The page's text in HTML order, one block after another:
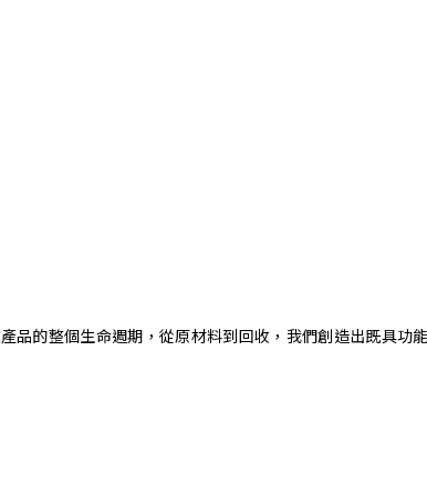
品的整個生命週期，從原材料到回收，我們創造出既具